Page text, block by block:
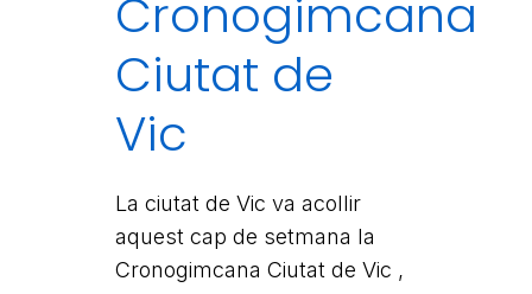
Cronogimcana
Ciutat de
Vic
La ciutat de Vic va acollir
aquest cap de setmana la
Cronogimcana Ciutat de Vic ,